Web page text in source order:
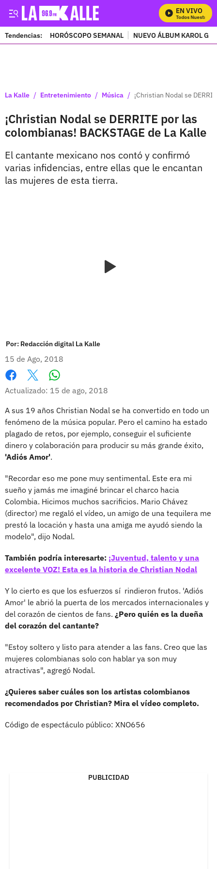
EN VIVO
Mira Todos Nuestros
Tendencias: HORÓSCOPO SEMANAL NUEVO ÁLBUM KAROL G
La Kalle / Entretenimiento / Música / ¡Christian Nodal se
¡Christian Nodal se DERRITE por las
colombianas! BACKSTAGE de La Kalle
El cantante mexicano nos contó y confirmó
varias infidencias, entre ellas que le encantan
las mujeres de esta tierra.
Por: Redacción digital La Kalle
15 de Ago, 2018
Facebook
X Whatsapp
Actualizado: 15 de ago, 2018
A sus 19 años Christian Nodal se ha convertido en todo un
fenómeno de la música popular. Pero el camino ha estado
plagado de retos, por ejemplo, conseguir el suficiente
dinero y colaboración para producir su más grande éxito,
'Adiós Amor'.
"Recordar eso me pone muy sentimental. Este era mi
sueño y jamás me imaginé brincar el charco hacia
Colombia. Hicimos muchos sacrificios. Mario Chávez
(director) me regaló el vídeo, un amigo de una tequilera me
prestó la locación y hasta una amiga me ayudó siendo la
modelo", dijo Nodal.
También podría interesarte: ¡Juventud, talento y una
excelente VOZ! Esta es la historia de Christian Nodal
Y lo cierto es que los esfuerzos sí rindieron frutos. 'Adiós
Amor' le abrió la puerta de los mercados internacionales y
del corazón de cientos de fans. ¿Pero quién es la dueña
del corazón del cantante?
"Estoy soltero y listo para atender a las fans. Creo que las
mujeres colombianas solo con hablar ya son muy
atractivas", agregó Nodal.
¿Quieres saber cuáles son los artistas colombianos
recomendados por Christian? Mira el vídeo completo.
Código de espectáculo público: XNO656
PUBLICIDAD